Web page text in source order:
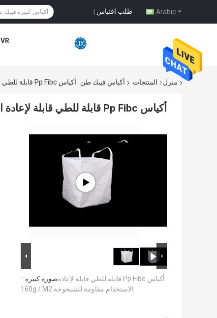
Arabic طلب اقتباس |
VR
منزل المنتجات أكياس فيبك طن أكياس Pp Fibc قابلة للطي قابلة لإعادة الاستخدام مقاومة للشيخوخة 160g / M2
أكياس Pp Fibc قابلة للطي قابلة لإعادة الاستخدام مقاومة للشيخوخة 160g / M2
صورة كبيرة :أكياس Pp Fibc قابلة للطي قابلة لإعادة
الاستخدام مقاومة للشيخوخة 160g / M2